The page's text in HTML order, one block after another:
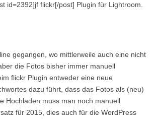
id=2392]jf flickr[/post] Plugin für Lightroom.
gegangen, wo mittlerweile auch eine nicht
die Fotos bisher immer manuell
flickr Plugin entweder eine neue
dazu führt, dass das Fotos als (neu)
Hochladen muss man noch manuell
für 2015, dies auch für die WordPress